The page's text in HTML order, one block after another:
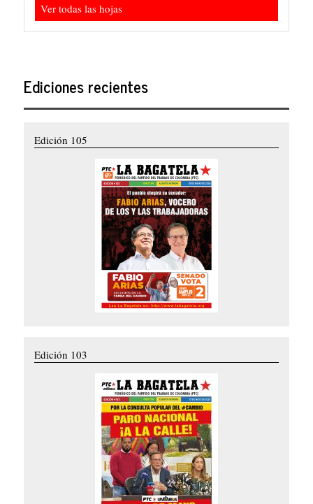
Ver todas las hojas
Ediciones recientes
Edición 105
Edición 103